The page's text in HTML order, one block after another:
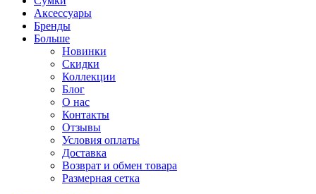
Аксессуары
Бренды
Больше
Новинки
Скидки
Коллекции
Блог
О нас
Контакты
Отзывы
Условия оплаты
Доставка
Возврат и обмен товара
Размерная сетка